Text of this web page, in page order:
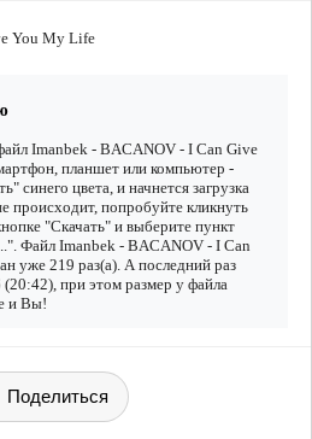
You My Life
Imanbek - BACANOV - I Can Give
планшет или компьютер -
синего цвета, и начнется загрузка
происходит, попробуйте кликнуть
"Скачать" и выберите пункт
Файл Imanbek - BACANOV - I Can
уже 219 раз(а). А последний раз
при этом размер у файла
и Вы!
Поделиться